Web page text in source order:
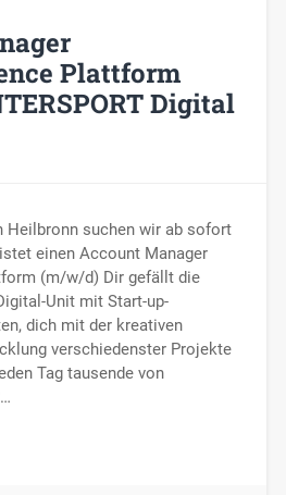
Plattform
Digital
Heilbronn suchen wir ab sofort
einen Account Manager
(m/w/d) Dir gefällt die
Unit mit Start-up-
dich mit der kreativen
verschiedenster Projekte
Tag tausende von